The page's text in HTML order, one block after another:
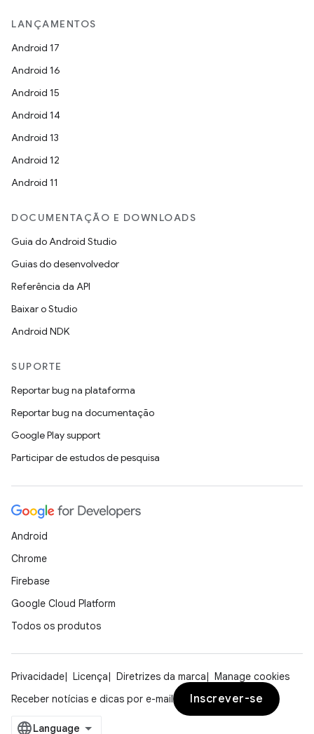
LANÇAMENTOS
Android 17
Android 16
Android 15
Android 14
Android 13
Android 12
Android 11
DOCUMENTAÇÃO E DOWNLOADS
Guia do Android Studio
Guias do desenvolvedor
Referência da API
Baixar o Studio
Android NDK
SUPORTE
Reportar bug na plataforma
Reportar bug na documentação
Google Play support
Participar de estudos de pesquisa
Android
Chrome
Firebase
Google Cloud Platform
Todos os produtos
Privacidade Licença Diretrizes da marca
Manage cookies
Receber notícias e dicas por e-mail
Inscrever-se